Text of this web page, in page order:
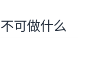
可做什么